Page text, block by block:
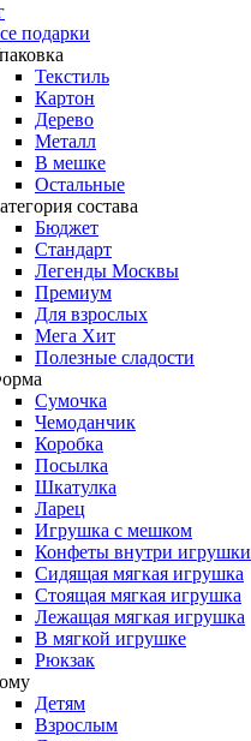
подарки
Текстиль
Картон
Дерево
Металл
В мешке
Остальные
состава
Бюджет
Стандарт
Легенды Москвы
Премиум
Для взрослых
Мега Хит
Полезные сладости
Сумочка
Чемоданчик
Коробка
Посылка
Шкатулка
Ларец
Игрушка с мешком
Конфеты внутри игрушки
Сидящая мягкая игрушка
Стоящая мягкая игрушка
Лежащая мягкая игрушка
В мягкой игрушке
Рюкзак
Детям
Взрослым